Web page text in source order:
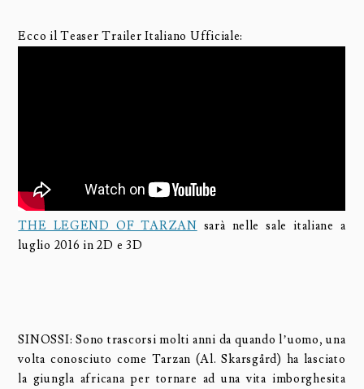
Ecco il Teaser Trailer Italiano Ufficiale:
THE LEGEND OF TARZAN sarà nelle sale italiane a
luglio 2016 in 2D e 3D
SINOSSI: Sono trascorsi molti anni da quando l’uomo, una
volta conosciuto come Tarzan (Al. Skarsgård) ha lasciato
la giungla africana per tornare ad una vita imborghesita